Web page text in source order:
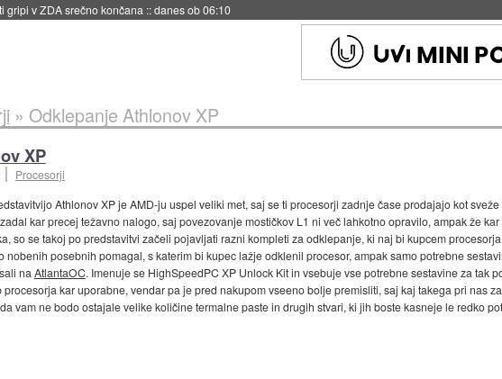
gripi v ZDA srečno končana ::danes ob 06:10
» Odklepanje Athlonov XP
XP
Procesorji
Athlonov XP je AMD-ju uspel veliki met, saj se ti procesorji zadnje čase prodajajo kot
kar precej težavno nalogo, saj povezovanje mostičkov L1 ni več lahkotno opravilo, ampak že
so se takoj po predstavitvi začeli pojavljati razni kompleti za odklepanje, ki naj bi kupcem
nobenih posebnih pomagal, s katerim bi kupec lažje odklenil procesor, ampak samo potrebne
na AtlantaOC. Imenuje se HighSpeedPC XP Unlock Kit in vsebuje vse potrebne sestavine za tak
kar uporabne, vendar pa je pred nakupom vseeno bolje premisliti, saj kaj takega pri nas
vam ne bodo ostajale velike količine termalne paste in drugih stvari, ki jih boste kasneje le redko